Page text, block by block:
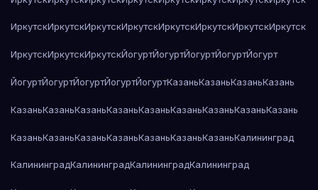
ИркутскИркутскИркутскИркутскИркутскИркутскИркутскИркутск
ИркутскИркутскИркутскЙогуртЙогуртЙогуртЙогуртЙогурт
ЙогуртЙогуртЙогуртЙогуртЙогуртКазаньКазаньКазаньКазань
КазаньКазаньКазаньКазаньКазаньКазаньКазаньКазаньКазань
КазаньКазаньКазаньКазаньКазаньКазаньКазаньКалининград
КалининградКалининградКалининградКалининград